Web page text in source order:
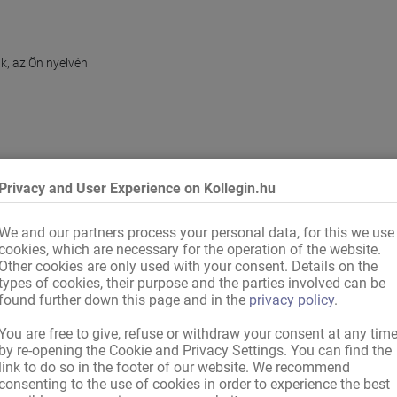
Privacy and User Experience on Kollegin.hu
and our partners process your personal data, for this we use
which are necessary for the operation of the website.
Other cookies are only used with your consent. Details on the
of cookies, their purpose and the parties involved can be
further down this page and in the privacy policy.
are free to give, refuse or withdraw your consent at any time
by re-opening the Cookie and Privacy Settings. You can find the
link to do so in the footer of our website. We recommend
to the use of cookies in order to experience the best
az Ön nyelvén
szerint: Mivel a tevékenység szexuális szolgáltatások nyújtását
az AGG 8. § (1) bekezdése értelmében.